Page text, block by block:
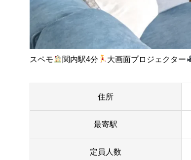
スペモ 関内駅4分 大画面プロジェクター
住所
最寄駅
定員人数